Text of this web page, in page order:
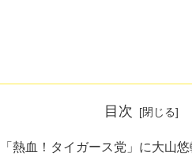
目次
熱血！タイガース党」に大山